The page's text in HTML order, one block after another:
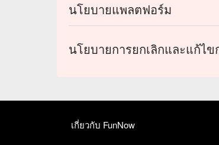
นโยบายแพลตฟอร์ม
นโยบายการยกเลิกและแก้ไข
เกี่ยวกับ FunNow